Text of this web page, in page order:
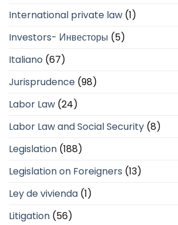
International private law (1)
Investors- Инвесторы (5)
Italiano (67)
Jurisprudence (98)
Labor Law (24)
Labor Law and Social Security (8)
Legislation (188)
Legislation on Foreigners (13)
Ley de vivienda (1)
Litigation (56)